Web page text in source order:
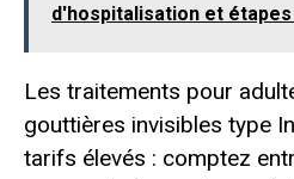
d'hospitalisation et
Les traitements pour
gouttières invisibles type
tarifs élevés : comptez